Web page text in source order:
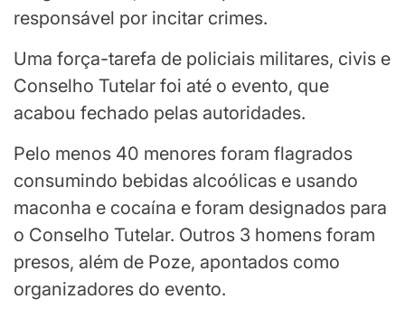
responsável por incitar crimes.
Uma força-tarefa de policiais militares, civis e
Conselho Tutelar foi até o evento, que
acabou fechado pelas autoridades.
Pelo menos 40 menores foram flagrados
consumindo bebidas alcoólicas e usando
maconha e cocaína e foram designados para
o Conselho Tutelar. Outros 3 homens foram
presos, além de Poze, apontados como
organizadores do evento.